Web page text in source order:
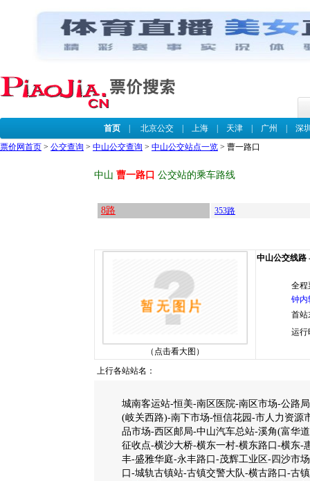
首页| 北京公交| 上海| 天津| 广州
深
票价网首页 > 公交查询 > 中山公交查询 > 中山公交站点一览 > 曹一路口
中山 曹一路口 公交站的乘车路线
8路 353路
（点击看大图）
中山公交线路
全程
钟内
首站
运行
上行各站站名：
城南客运站-恒美-南区医院-南区市场-公路
(岐关西路)-南下市场-恒信花园-市人力资
品市场-西区邮局-中山汽车总站-溪角(富华
征收点-横沙大桥-横东一村-横东路口-横东-
丰-盛雅华庭-永丰路口-茂辉工业区-四沙市
口-城轨古镇站-古镇交警大队-横古路口-古